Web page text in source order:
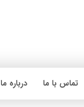
تماس با ما درباره ما